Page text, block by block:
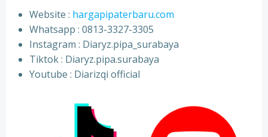
Website : hargapipaterbaru.com
Whatsapp : 0813-3327-3305
⁠Instagram : Diaryz.pipa_surabaya
⁠Tiktok : Diaryz.pipa.surabaya
⁠Youtube : Diarizqi official